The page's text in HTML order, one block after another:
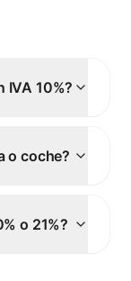
IVA 10%?
o coche?
o 21%?